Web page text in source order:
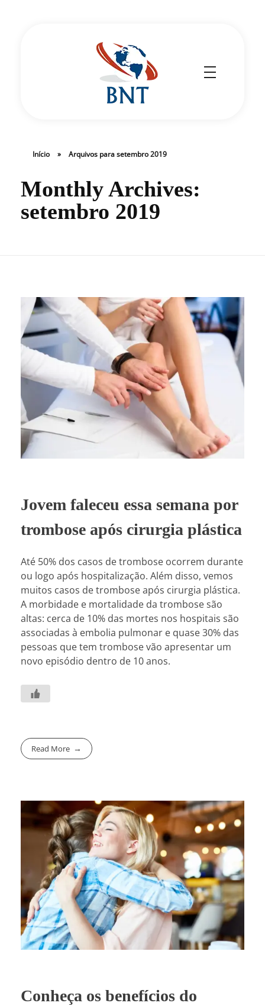
Início » Arquivos para setembro 2019
Monthly Archives:
setembro 2019
Jovem faleceu essa semana por
trombose após cirurgia plástica
Até 50% dos casos de trombose ocorrem durante
ou logo após hospitalização. Além disso, vemos
muitos casos de trombose após cirurgia plástica.
A morbidade e mortalidade da trombose são
altas: cerca de 10% das mortes nos hospitais são
associadas à embolia pulmonar e quase 30% das
pessoas que tem trombose vão apresentar um
novo episódio dentro de 10 anos.
Read More
Conheça os benefícios do